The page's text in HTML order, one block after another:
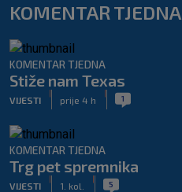
KOMENTAR TJEDNA
KOMENTAR TJEDNA
Stiže nam Texas
VIJESTI prije 4 h 1
KOMENTAR TJEDNA
Trg pet spremnika
VIJESTI 1. kol. 5